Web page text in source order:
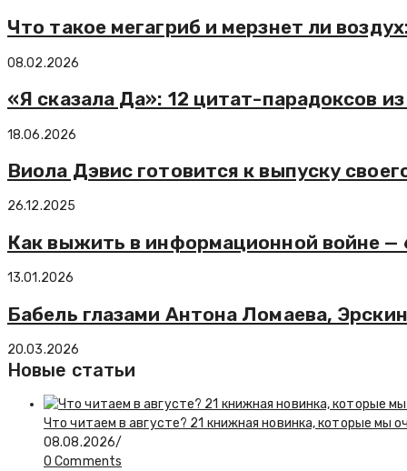
Что такое мегагриб и мерзнет ли
08.02.2026
«Я сказала Да»: 12 цитат-парадоксов
18.06.2026
Виола Дэвис готовится к выпуску
26.12.2025
Как выжить в информационной войне —
13.01.2026
Бабель глазами Антона Ломаева,
20.03.2026
Новые статьи
Что читаем в августе? 21 книжная новинка, которые мы
08.08.2026/
0 Comments